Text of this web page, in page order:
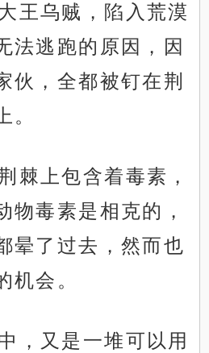
王乌贼，陷入荒漠
法逃跑的原因，因
伙，全都被钉在荆
。
棘上包含着毒素，
物毒素是相克的，
晕了过去，然而也
机会。
，又是一堆可以用